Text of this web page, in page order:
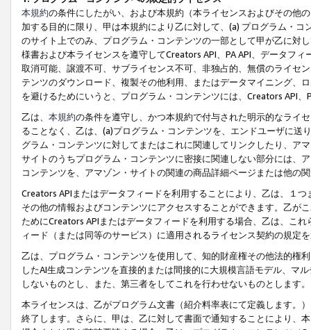
本規約の条件にしたがい、および本規約（本ライセンスおよびその他
加する目的に限り、甲は本規約により乙に対して、(a) プログラム・
のサイト上でのみ、プログラム・コンテンツの一部として甲が乙に対
様書および本ライセンスを遵守してCreators API、PA API、データフ
取消可能、譲渡不可、サブライセンス不可、非独占的、無償のライセ
テンツのダウンロード、複製その他利用、またはデータマイニング、
を避けるためにいうと、プログラム・コンテンツには、Creators API
乙は、 本規約の条件を遵守し、かつ本規約で付与された明示的なライ
ることなく、乙は、(a)プログラム・コンテンツを、エンドユーザに
グラム・コンテンツに対してまたはこれに関連してリンクしたり、ア
サイトのうちプログラム・コンテンツに密接に関連しない部分には、
コンテンツを、アマゾン・サイトの関連の商品詳細ページまたは他の
Creators APIまたはデータフィードを利用することにより、乙は、１
その他の情報およびコンテンツにアクセスすることができます。乙が
ためにCreators APIまたはデータフィードを利用する場合、乙は、こ
ィード（または同等のサービス）に適用されるライセンス契約の規定
乙は、プログラム・コンテンツを使用して、知的財産権その他法的権
したAI生成コンテンツを直接的または間接的に大規模言語モデル、マ
しないものとし、また、第三者をしてこれを行わせないものとします。
本ライセンスは、乙がプログラム文書（紹介料率表にて定義します。
終了します。さらに、甲は、乙に対して書面で通知することにより、